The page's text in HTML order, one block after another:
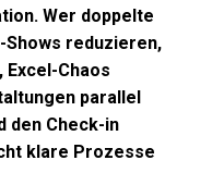
Wer doppelte
Shows reduzieren,
Chaos
parallel
den Check-in
klare Prozesse